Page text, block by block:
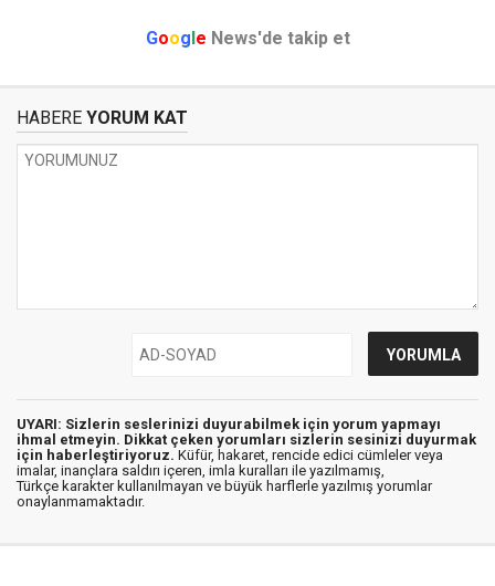
Goog e News'de takip et
HABERE YORUM KAT
UYARI: Sizlerin seslerinizi duyurabilmek için yorum yapmayı
ihmal etmeyin. Dikkat çeken yorumları sizlerin sesinizi duyurmak
için haberleştiriyoruz. Küfür, hakaret, rencide edici cümleler veya
imalar, inançlara saldırı içeren, imla kuralları ile yazılmamış,
Türkçe karakter kullanılmayan ve büyük harflerle yazılmış yorumlar
onaylanmamaktadır.